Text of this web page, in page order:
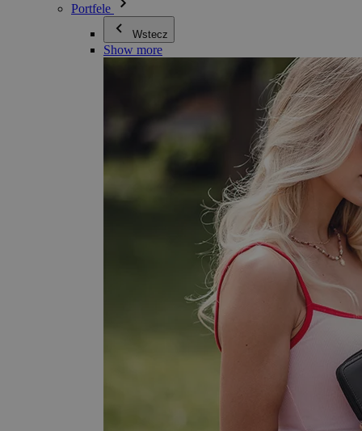
Portfele
Wstecz
Show more